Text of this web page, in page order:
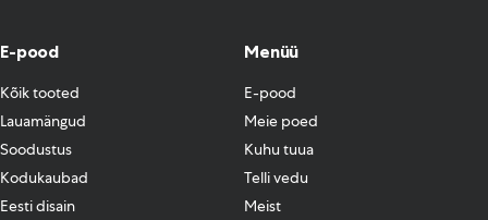
E-pood
Kõik tooted
Lauamängud
Soodustus
Kodukaubad
Eesti disain
Menüü
E-pood
Meie poed
Kuhu tuua
Telli vedu
Meist